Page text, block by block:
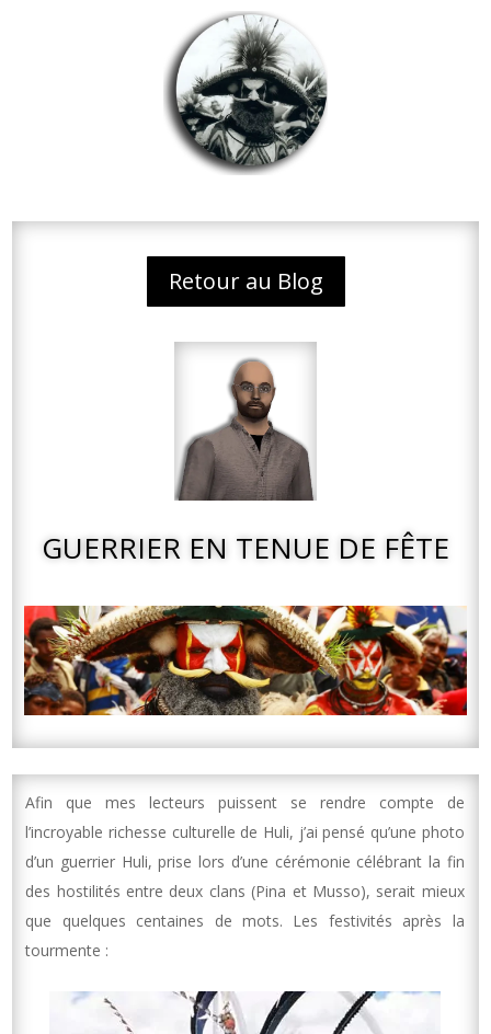
Retour au Blog
GUERRIER EN TENUE DE FÊTE
Afin que mes lecteurs puissent se rendre compte de
l’incroyable richesse culturelle de Huli, j’ai pensé qu’une photo
d’un guerrier Huli, prise lors d’une cérémonie célébrant la fin
des hostilités entre deux clans (Pina et Musso), serait mieux
que quelques centaines de mots. Les festivités après la
tourmente :